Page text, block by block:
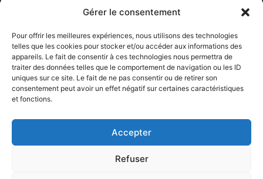
Gérer le consentement
Pour offrir les meilleures expériences, nous utilisons des technologies
telles que les cookies pour stocker et/ou accéder aux informations des
appareils. Le fait de consentir à ces technologies nous permettra de
traiter des données telles que le comportement de navigation ou les ID
uniques sur ce site. Le fait de ne pas consentir ou de retirer son
consentement peut avoir un effet négatif sur certaines caractéristiques
et fonctions.
Accepter
Refuser
Mardi : de 17 h à 20 h
Jeudi : de 17 h à 20 h
Samedi : de 14 h à 17 h
1926 Fully – Suisse